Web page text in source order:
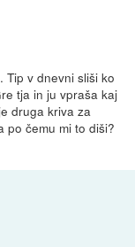
Tip v dnevni sliši ko
tja in ju vpraša kaj
druga kriva za
po čemu mi to diši?